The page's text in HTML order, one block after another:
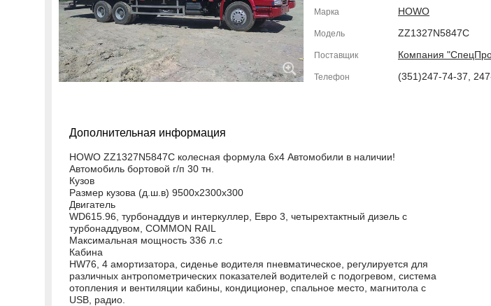
Марка HOWO
Модель ZZ1327N5847C
Поставщик Компания
Телефон (351)247-74-37,
Дополнительная информация
HOWO ZZ1327N5847C колесная формула 6х4 Автомобили в наличии!
Автомобиль бортовой г/п 30 тн.
Кузов
Размер кузова (д.ш.в) 9500х2300х300
Двигатель
WD615.96, турбонаддув и интеркуллер, Евро 3, четырехтактный дизель с
турбонаддувом, COMMON RAIL
Максимальная мощность 336 л.с
Кабина
HW76, 4 амортизатора, сиденье водителя пневматическое, регулируется для
различных антропометрических показателей водителей с подогревом, система
отопления и вентиляции кабины, кондиционер, спальное место, магнитола с
USB, радио.